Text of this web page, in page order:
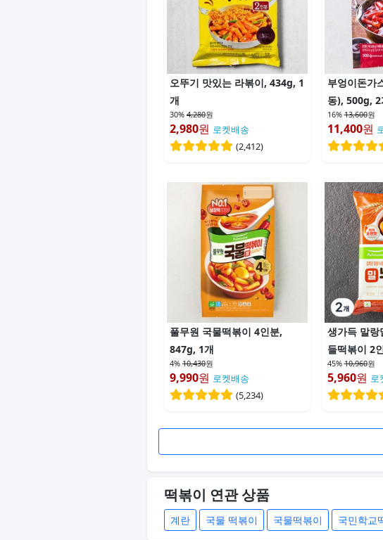
오뚜기 맛있는 라볶이, 434g, 1
개
30% 4,280원
2,980원 로켓배송
(2,412)
부엉이돈가
동), 500g, 2
16% 13,600원
11,400원
풀무원 국물떡볶이 4인분,
847g, 1개
4% 10,430원
9,990원 로켓배송
(5,234)
생가득 말랑
들떡볶이 2
45% 10,960원
5,960원 로
떡볶이 연관 상품
계란 국물 떡볶이 국물떡볶이 국민학교